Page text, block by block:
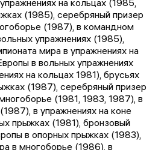
(1985), серебряный призер
(1987), в командном
упражнениях (1985),
мира в упражнениях на
в вольных упражнениях
на кольцах 1981), брусьях
(1987), серебряный призер
(1981, 1983, 1987), в
в упражнениях на коне
прыжках (1981), бронзовый
в опорных прыжках (1983),
в многоборье (1986), в